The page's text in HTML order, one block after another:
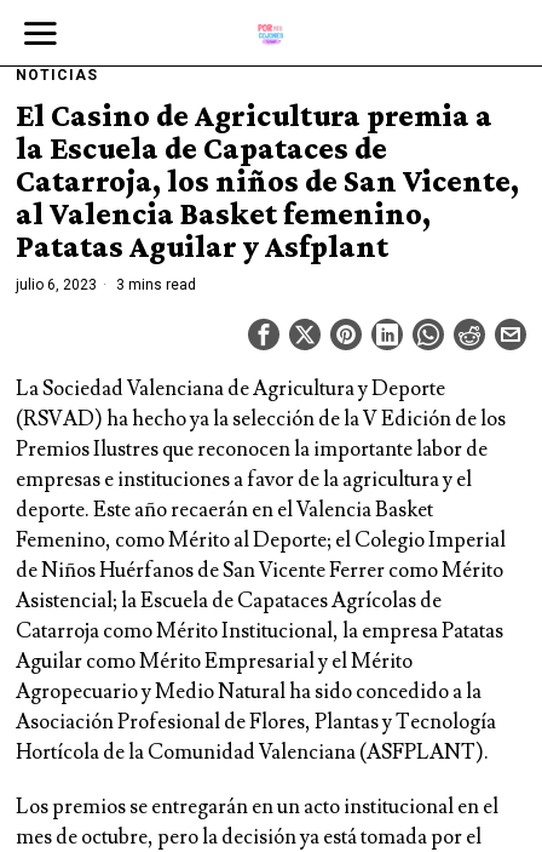
NOTICIAS
El Casino de Agricultura premia a
la Escuela de Capataces de
Catarroja, los niños de San Vicente,
al Valencia Basket femenino,
Patatas Aguilar y Asfplant
julio 6, 2023 3 mins read
La Sociedad Valenciana de Agricultura y Deporte
(RSVAD) ha hecho ya la selección de la V Edición de los
Premios Ilustres que reconocen la importante labor de
empresas e instituciones a favor de la agricultura y el
deporte. Este año recaerán en el Valencia Basket
Femenino, como Mérito al Deporte; el Colegio Imperial
de Niños Huérfanos de San Vicente Ferrer como Mérito
Asistencial; la Escuela de Capataces Agrícolas de
Catarroja como Mérito Institucional, la empresa Patatas
Aguilar como Mérito Empresarial y el Mérito
Agropecuario y Medio Natural ha sido concedido a la
Asociación Profesional de Flores, Plantas y Tecnología
Hortícola de la Comunidad Valenciana (ASFPLANT).
Los premios se entregarán en un acto institucional en el
mes de octubre, pero la decisión ya está tomada por el